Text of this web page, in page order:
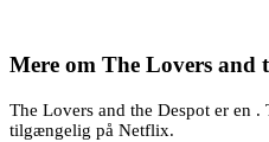
Mere om The Lovers and
The Lovers and the Despot er en
tilgængelig på Netflix.